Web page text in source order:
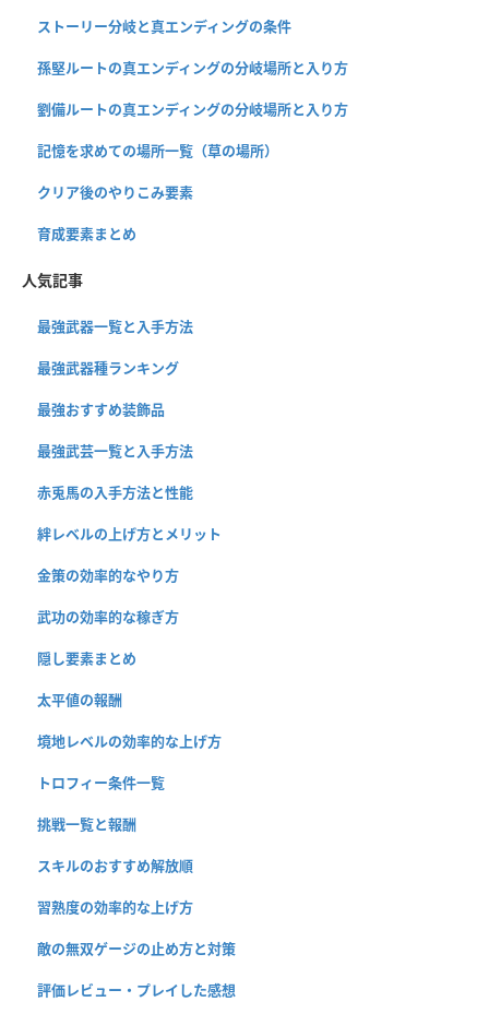
ストーリー分岐と真エンディングの条件
孫堅ルートの真エンディングの分岐場所と入り方
劉備ルートの真エンディングの分岐場所と入り方
記憶を求めての場所一覧（草の場所）
クリア後のやりこみ要素
育成要素まとめ
人気記事
最強武器一覧と入手方法
最強武器種ランキング
最強おすすめ装飾品
最強武芸一覧と入手方法
赤兎馬の入手方法と性能
絆レベルの上げ方とメリット
金策の効率的なやり方
武功の効率的な稼ぎ方
隠し要素まとめ
太平値の報酬
境地レベルの効率的な上げ方
トロフィー条件一覧
挑戦一覧と報酬
スキルのおすすめ解放順
習熟度の効率的な上げ方
敵の無双ゲージの止め方と対策
評価レビュー・プレイした感想